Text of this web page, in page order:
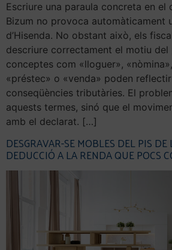
Escriure una paraula concreta en el
Bizum no provoca automàticament
d’Hisenda. No obstant això, els
descriure correctament el motiu del
conceptes com «lloguer»,
«préstec» o «venda» poden
conseqüències tributàries. El
aquests termes, sinó que el
amb el declarat. […]
DESGRAVAR-SE MOBLES DEL PIS
DEDUCCIÓ A LA RENDA QUE POCS